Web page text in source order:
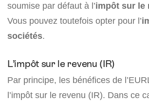
soumise par défaut à l’impôt sur le
Vous pouvez toutefois opter pour l’
sociétés.
L’impôt sur le revenu (IR)
Par principe, les bénéfices de
l’impôt sur le revenu (IR). Dans ce